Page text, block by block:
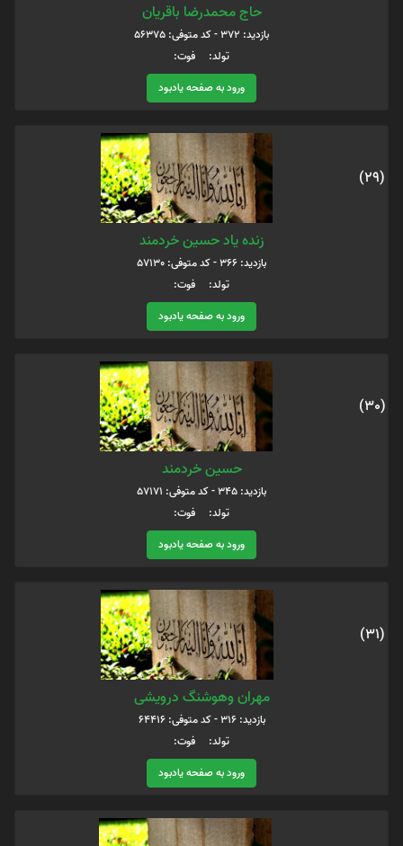
حاج محمدرضا باقریان
بازدید: 372 - کد متوفی: 56375
تولد: فوت:
ورود به صفحه یادبود
(29)
زنده یاد حسین خردمند
بازدید: 366 - کد متوفی: 57130
تولد: فوت:
ورود به صفحه یادبود
(30)
حسین خردمند
بازدید: 345 - کد متوفی: 57171
تولد: فوت:
ورود به صفحه یادبود
(31)
مهران وهوشنگ درویشی
بازدید: 316 - کد متوفی: 64416
تولد: فوت:
ورود به صفحه یادبود